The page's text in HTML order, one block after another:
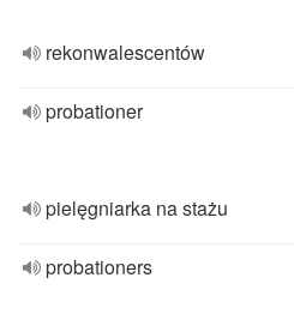
rekonwalescentów
probationer
pielęgniarka na stażu
probationers